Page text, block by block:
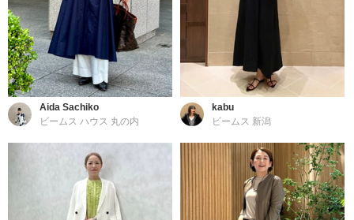
Aida Sachiko
ビームス ハウス 丸の内
kabu
ビームス 新潟